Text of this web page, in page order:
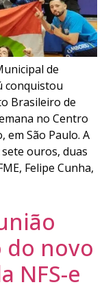
de
conquistou
Brasileiro de
no Centro
São Paulo. A
ouros, duas
Felipe Cunha,
do novo
NFS-e